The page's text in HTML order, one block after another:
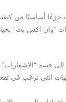
جزءًا أساسيًا من
“وان اكس بت” بحيث
التي ترغب في